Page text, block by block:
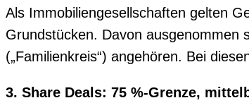
Als Immobiliengesellschaften gelten
Grundstücken. Davon ausgenommen
(„Familienkreis“) angehören. Bei
3. Share Deals: 75 %-Grenze,